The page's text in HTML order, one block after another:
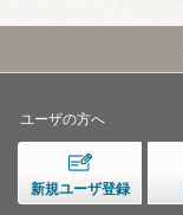
ユーザの方へ
新規ユーザ登録